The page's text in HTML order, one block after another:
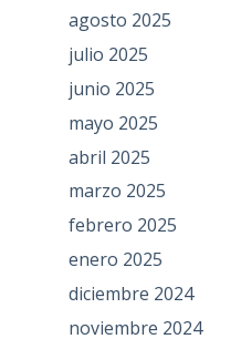
agosto 2025
julio 2025
junio 2025
mayo 2025
abril 2025
marzo 2025
febrero 2025
enero 2025
diciembre 2024
noviembre 2024